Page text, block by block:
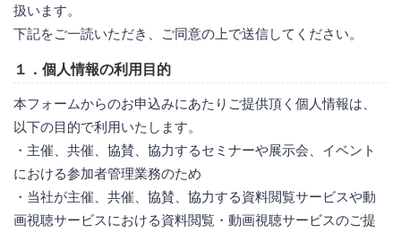
扱います。
下記をご一読いただき、ご同意の上で送信してください。
１．個人情報の利用目的
本フォームからのお申込みにあたりご提供頂く個人情報は、
以下の目的で利用いたします。
・主催、共催、協賛、協力するセミナーや展示会、イベント
における参加者管理業務のため
・当社が主催、共催、協賛、協力する資料閲覧サービスや動
画視聴サービスにおける資料閲覧・動画視聴サービスのご提